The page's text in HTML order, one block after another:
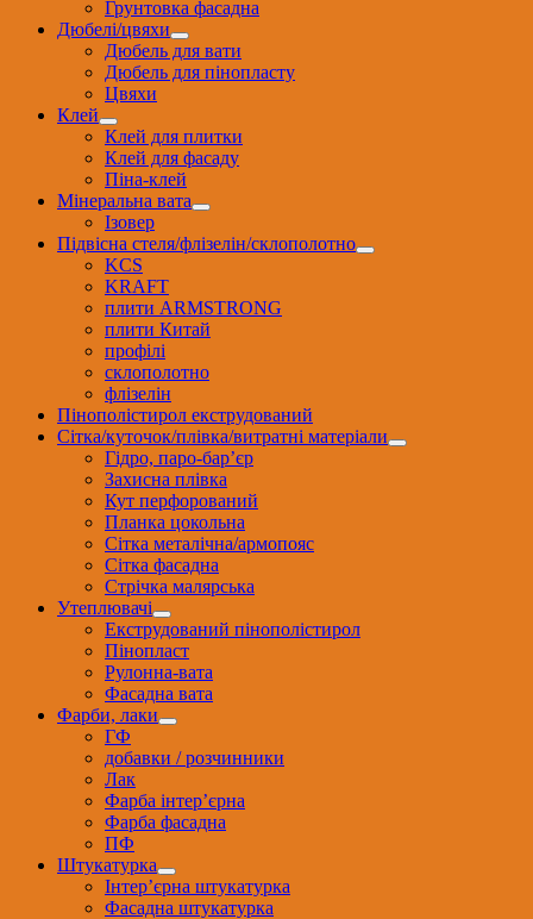
Грунтовка фасадна
Дюбелі/цвяхи
Дюбель для вати
Дюбель для пінопласту
Цвяхи
Клей
Клей для плитки
Клей для фасаду
Піна-клей
Мінеральна вата
Ізовер
Підвісна стеля/флізелін/склополотно
KCS
KRAFT
плити ARMSTRONG
плити Китай
профілі
склополотно
флізелін
Пінополістирол екструдований
Сітка/куточок/плівка/витратні матеріали
Гідро, паро-бар’єр
Захисна плівка
Кут перфорований
Планка цокольна
Сітка металічна/армопояс
Сітка фасадна
Стрічка малярська
Утеплювачі
Екструдований пінополістирол
Пінопласт
Рулонна-вата
Фасадна вата
Фарби, лаки
ГФ
добавки / розчинники
Лак
Фарба інтер’єрна
Фарба фасадна
ПФ
Штукатурка
Інтер’єрна штукатурка
Фасадна штукатурка